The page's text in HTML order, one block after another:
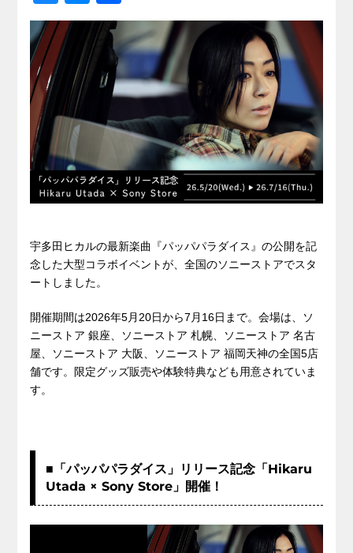
c
e
b
o
o
k
e
n
a
e
a
d
s
e
ail d
di
t
ck
et
u
e
sk
y
e
ss
e
n
g
有
宇多田ヒカルの最新楽曲『パッパパラダイス』の公開を記
念した大型コラボイベントが、全国のソニーストアでスタ
ートしました。
開催期間は2026年5月20日から7月16日まで。会場は、ソ
ニーストア 銀座、ソニーストア 札幌、ソニーストア 名古
屋、ソニーストア 大阪、ソニーストア 福岡天神の全国5店
舗です。限定グッズ販売や体験特典なども用意されていま
す。
■「パッパパラダイス」リリース記念「Hikaru
Utada × Sony Store」開催！